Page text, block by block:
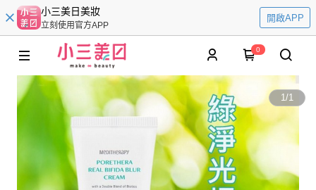
小三美日美妝
立刻使用官方APP
開啟APP
0
1/1